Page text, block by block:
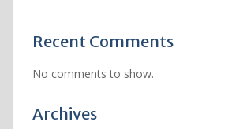
Recent Comments
No comments to show.
Archives